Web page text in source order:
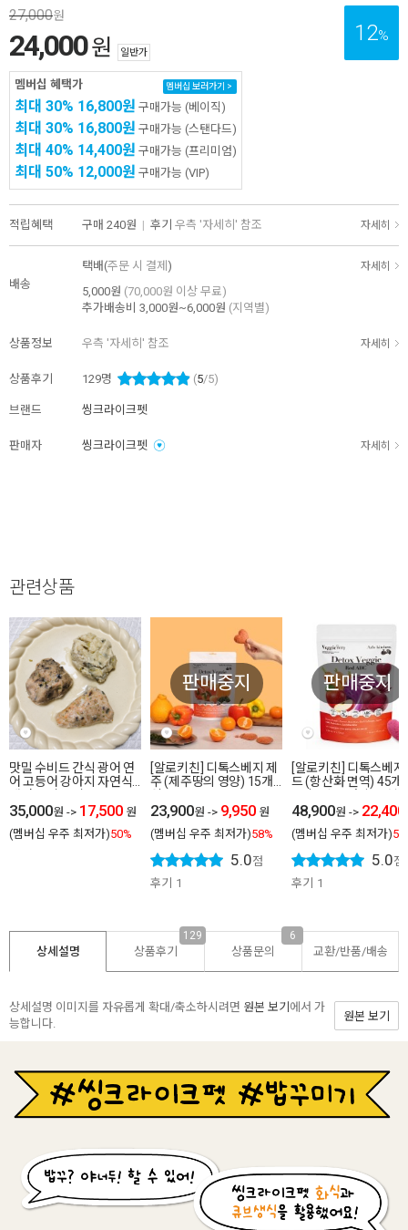
12%
27,000원
24,000원 일반가
멤버십 혜택가 멤버십 보러가기 >
최대 30% 16,800원 구매가능 (베이직)
최대 30% 16,800원 구매가능 (스탠다드)
최대 40% 14,400원 구매가능 (프리미엄)
최대 50% 12,000원 구매가능 (VIP)
적립혜택 구매 240원 | 후기 우측 '자세히' 참조 자세히
배송
택배(주문 시 결제 ) 자세히
5,000원 (70,000원 이상 무료)
추가배송비 3,000원~6,000원 (지역별)
상품정보 우측 '자세히' 참조 자세히
상품후기 129명 (5/5)
브랜드 씽크라이크펫
판매자 씽크라이크펫 자세히
관련상품
맛밀 수비드 간식 광어 연
어 고등어 강아지 자연식
35,000원 -> 17,500 원
(멤버십 우주 최저가)50%
판매중지
[알로키친] 디톡스베지 제
주 (제주땅의 영양) 15개
23,900원 -> 9,950 원
(멤버십 우주 최저가)58%
5.0점
후기 1
판매중지
[알로키친] 디톡스베지
드 (항산화 면역) 45개
레
48,900원 -> 22,400
(멤버십 우주 최저가)
5.0점
후기 1
상세설명 상품후기
129
상품문의
6
교환/반품/배송
상세설명 이미지를 자유롭게 확대/축소하시려면 원본 보기 에서 가
능합니다.
원본 보기